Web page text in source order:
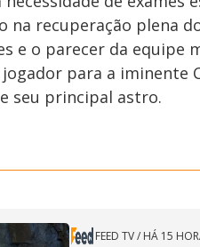
na recuperação plena
e o parecer da equipe
para a iminente
seu principal astro.
FEED TV/ HÁ 15